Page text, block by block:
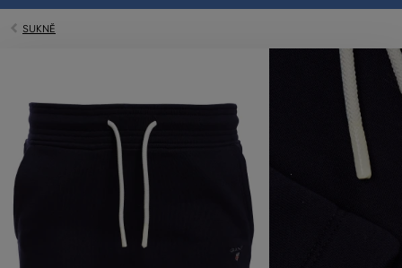
SUKNĚ